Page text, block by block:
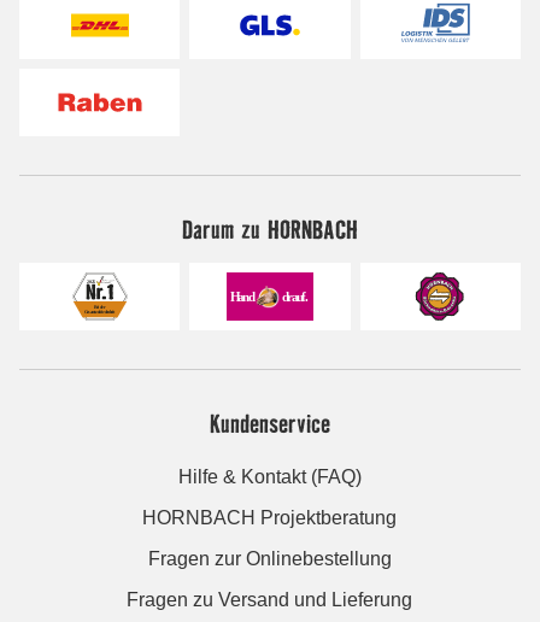
Darum zu HORNBACH
Kundenservice
Hilfe & Kontakt (FAQ)
HORNBACH Projektberatung
Fragen zur Onlinebestellung
Fragen zu Versand und Lieferung